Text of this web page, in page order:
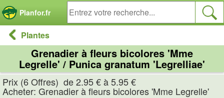
Planfor.fr
Plantes
Grenadier à fleurs bicolores 'Mme
Legrelle' / Punica granatum 'Legrelliae'
Prix (6 Offres) de 2.95 € à 5.95 €
Acheter: Grenadier à fleurs bicolores 'Mme Legrelle'
Panneau de gestion des cookies